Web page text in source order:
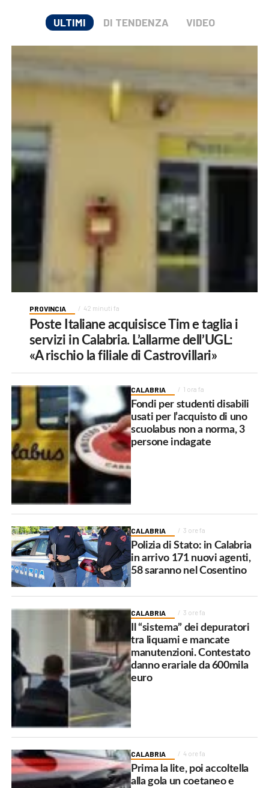
ULTIMI DI TENDENZA VIDEO
PROVINCIA 42 minuti fa
Poste Italiane acquisisce Tim e taglia i
servizi in Calabria. L’allarme dell’UGL:
«A rischio la filiale di Castrovillari»
CALABRIA 1 ora fa
Fondi per studenti disabili
usati per l’acquisto di uno
scuolabus non a norma, 3
persone indagate
CALABRIA 3 ore fa
Polizia di Stato: in Calabria
in arrivo 171 nuovi agenti,
58 saranno nel Cosentino
CALABRIA 3 ore fa
Il “sistema” dei depuratori
tra liquami e mancate
manutenzioni. Contestato
danno erariale da 600mila
euro
CALABRIA 4 ore fa
Prima la lite, poi accoltella
alla gola un coetaneo e